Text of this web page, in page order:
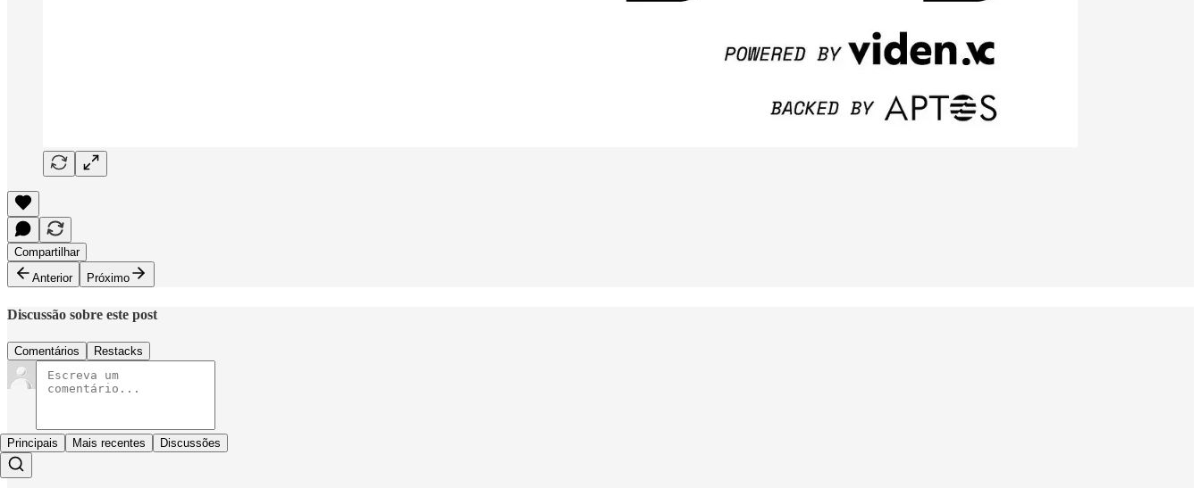
Compartilhar
Anterior
Próximo
Discussão sobre este post
Comentários Restacks
Principais Mais recentes Discussões